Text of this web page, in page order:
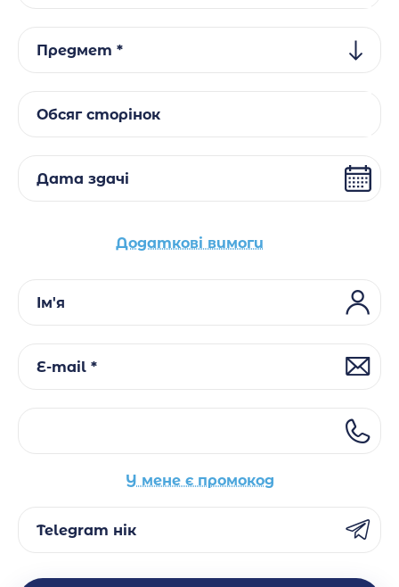
Предмет *
Обсяг сторінок
Дата здачі
Додаткові вимоги
Ім'я
E-mail *
У мене є промокод
Telegram нік